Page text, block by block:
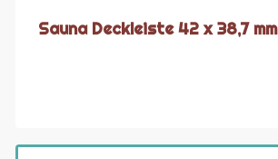
Sauna Deckleiste 42 x 38,7 mm